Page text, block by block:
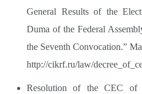
General Results of the
Duma of the Federal
the Seventh Convocation.”
http://cikrf.ru/law/
Resolution of the CEC of